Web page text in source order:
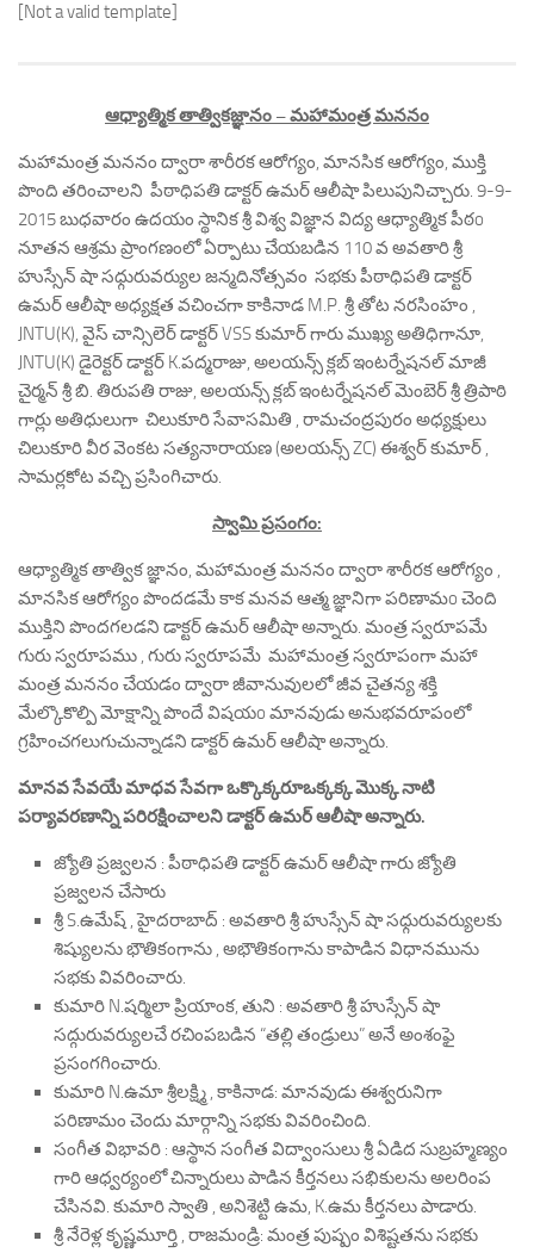
[Not a valid template]
ఆధ్యాత్మిక తాత్వికజ్ఞానం – మహామంత్ర మననం
మహామంత్ర మననం ద్వారా శారీరక ఆరోగ్యం, మానసిక ఆరోగ్యం, ముక్తి
పొంది తరించాలని పీఠాధిపతి డాక్టర్ ఉమర్ ఆలీషా పిలుపునిచ్చారు. 9-9-
2015 బుధవారం ఉదయం స్థానిక శ్రీ విశ్వ విజ్ఞాన విద్య ఆధ్యాత్మిక పీఠo
నూతన ఆశ్రమ ప్రాంగణంలో ఏర్పాటు చేయబడిన 110 వ అవతారి శ్రీ
హుస్సేన్ షా సధ్గురువర్యుల జన్మదినోత్సవం సభకు పీఠాధిపతి డాక్టర్
ఉమర్ ఆలీషా అధ్యక్షత వచించగా కాకినాడ M.P. శ్రీ తోట నరసింహం ,
JNTU(K), వైస్ చాన్సిలెర్ డాక్టర్ VSS కుమార్ గారు ముఖ్య అతిధిగానూ,
JNTU(K) డైరెక్టర్ డాక్టర్ K.పద్మరాజు, అలయన్స్ క్లబ్ ఇంటర్నేషనల్ మాజీ
చైర్మన్ శ్రీ బి. తిరుపతి రాజు, అలయన్స్ క్లబ్ ఇంటర్నేషనల్ మెంబెర్ శ్రీ త్రిపాఠి
గార్లు అతిధులుగా చిలుకూరి సేవాసమితి , రామచంద్రపురం అధ్యక్షులు
చిలుకూరి వీర వెంకట సత్యనారాయణ (అలయన్స్ ZC) ఈశ్వర్ కుమార్ ,
సామర్లకోట వచ్చి ప్రసింగిచారు.
స్వామి ప్రసంగం:
ఆధ్యాత్మిక తాత్విక జ్ఞానం, మహామంత్ర మననం ద్వారా శారీరక ఆరోగ్యం ,
మానసిక ఆరోగ్యం పొందడమే కాక మనవ ఆత్మ జ్ఞానిగా పరిణామo చెంది
ముక్తిని పొందగలడని డాక్టర్ ఉమర్ ఆలీషా అన్నారు. మంత్ర స్వరూపమే
గురు స్వరూపము , గురు స్వరూపమే మహామంత్ర స్వరూపంగా మహా
మంత్ర మననం చేయడం ద్వారా జీవానువులలో జీవ చైతన్య శక్తి
మేల్కొకొల్పి మోక్షాన్ని పొందే విషయo మానవుడు అనుభవరూపంలో
గ్రహించగలుగుచున్నాడని డాక్టర్ ఉమర్ ఆలీషా అన్నారు.
మానవ సేవయే మాధవ సేవగా ఒక్కొక్కరూఒక్కక్క మొక్క నాటి
పర్యావరణాన్ని పరిరక్షించాలని డాక్టర్ ఉమర్ ఆలీషా అన్నారు.
జ్యోతి ప్రజ్వలన : పీఠాధిపతి డాక్టర్ ఉమర్ ఆలీషా గారు జ్యోతి
ప్రజ్వలన చేసారు
శ్రీ S.ఉమేష్ , హైదరాబాద్ : అవతారి శ్రీ హుస్సేన్ షా సధ్గురువర్యులకు
శిష్యులను భౌతికంగాను , అభౌతికంగాను కాపాడిన విధానమును
సభకు వివరించారు.
కుమారి N.షర్మిలా ప్రియాంక, తుని : అవతారి శ్రీ హుస్సేన్ షా
సద్గురువర్యులచే రచింపబడిన “తల్లి తండ్రులు” అనే అంశంఫై
ప్రసంగగించారు.
కుమారి N.ఉమా శ్రీలక్ష్మి , కాకినాడ: మానవుడు ఈశ్వరునిగా
పరిణామం చెందు మార్గాన్ని సభకు వివరించింది.
సంగీత విభావరి : ఆస్థాన సంగీత విద్వాంసులు శ్రీ ఏడిద సుబ్రహ్మణ్యం
గారి ఆధ్వర్యంలో చిన్నారులు పాడిన కీర్తనలు సభికులను అలరింప
చేసినవి. కుమారి స్వాతి , అనిశెట్టి ఉమ, K.ఉమ కీర్తనలు పాడారు.
శ్రీ నేరెళ్ల కృష్ణమూర్తి , రాజమండ్రి: మంత్ర పుష్పం విశిష్టతను సభకు